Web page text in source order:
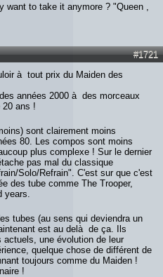
want to take it anymore ? "Queen ,
#1721
à tout prix du Maiden des
années 2000 à des morceaux
ans !
sont clairement moins
80. Les compos sont moins
plus complexe ! Sur le dernier
pas mal du classique
Solo/Refrain". C'est sur que c'est
des tube comme The Trooper,
years.
tubes (au sens qui deviendra un
est au delà de ça. Ils
une évolution de leur
quelque chose de différent de
toujours comme du Maiden !
!